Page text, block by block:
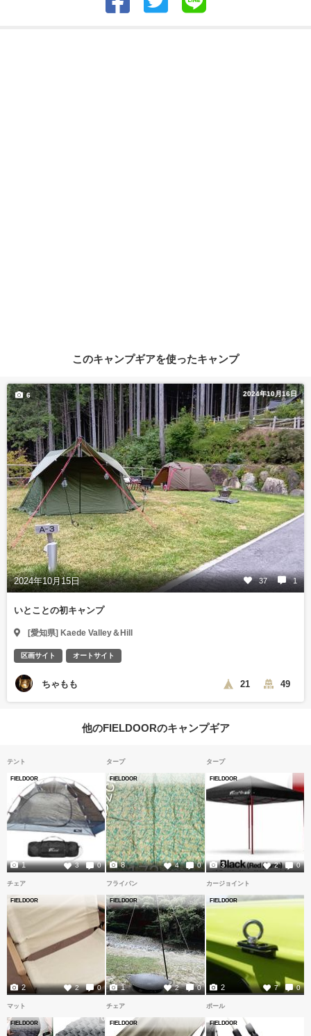
このキャンプギアを使ったキャンプ
2024年10月16日
2024年10月15日 37 1
6
いとことの初キャンプ
[愛知県] Kaede Valley＆Hill
区画サイト オートサイト
ちゃもも 21 49
他のFIELDOORのキャンプギア
テント
FIELDOOR
3 0
1
タープ
FIELDOOR
4 0
8
タープ
FIELDOOR
2 0
3
チェア
FIELDOOR
2 0
2
フライパン
FIELDOOR
2 0
1
カージョイント
FIELDOOR
7 0
2
マット
FIELDOOR
チェア
FIELDOOR
ポール
FIELDOOR